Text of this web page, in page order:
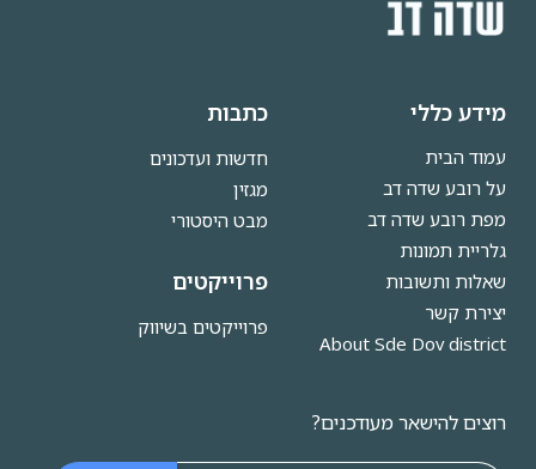
מידע כללי
עמוד הבית
על רובע שדה דב
מפת רובע שדה דב
גלריית תמונות
שאלות ותשובות
יצירת קשר
About Sde Dov district
כתבות
חדשות ועדכונים
מגזין
מבט היסטורי
פרוייקטים
פרוייקטים בשיווק
רוצים להישאר מעודכנים?